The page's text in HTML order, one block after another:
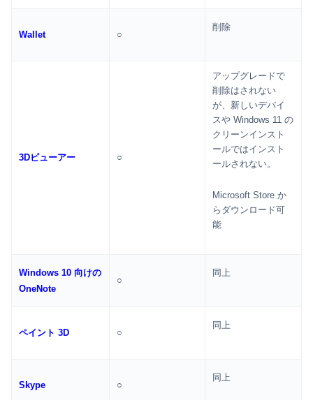
Wallet ○
削除
3Dビューアー ○
アップグレードで
削除はされない
が、新しいデバイ
スや Windows 11 の
クリーンインスト
ールではインスト
ールされない。
Microsoft Store か
らダウンロード可
能
Windows 10 向けの
OneNote
○
同上
ペイント 3D ○
同上
Skype ○
同上